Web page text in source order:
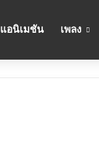
แอนิเมชัน เพลง